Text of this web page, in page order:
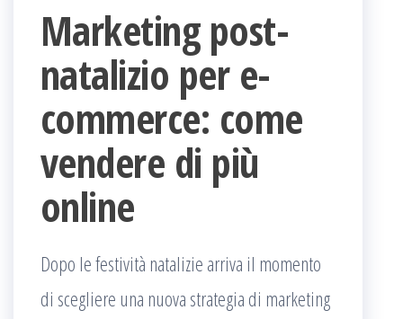
Marketing post-
natalizio per e-
commerce: come
vendere di più
online
Dopo le festività natalizie arriva il momento
di scegliere una nuova strategia di marketing